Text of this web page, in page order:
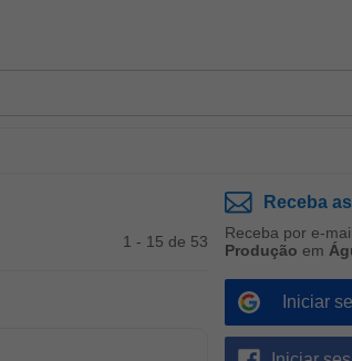
1 - 15 de 53
Receba
Receba por e-
Produção em
Iniciar